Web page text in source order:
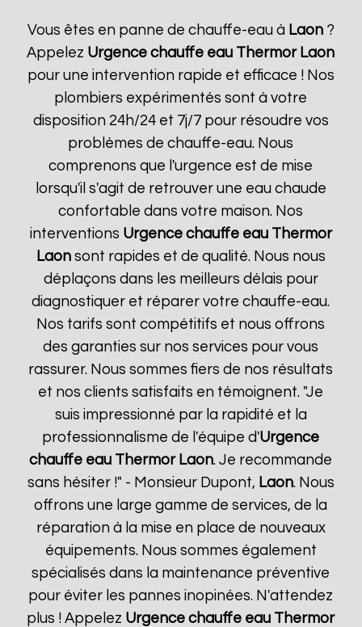
Vous êtes en panne de chauffe-eau à Laon?
Appelez Urgence chauffe eau Thermor Laon
pour une intervention rapide et efficace ! Nos
plombiers expérimentés sont à votre
disposition 24h/24 et 7j/7 pour résoudre vos
problèmes de chauffe-eau. Nous
comprenons que l'urgence est de mise
lorsqu'il s'agit de retrouver une eau chaude
confortable dans votre maison. Nos
interventions Urgence chauffe eau Thermor
Laonsont rapides et de qualité. Nous nous
déplaçons dans les meilleurs délais pour
diagnostiquer et réparer votre chauffe-eau.
Nos tarifs sont compétitifs et nous offrons
des garanties sur nos services pour vous
rassurer. Nous sommes fiers de nos résultats
et nos clients satisfaits en témoignent. "Je
suis impressionné par la rapidité et la
professionnalisme de l'équipe d'Urgence
chauffe eau Thermor Laon. Je recommande
sans hésiter !" - Monsieur Dupont, Laon. Nous
offrons une large gamme de services, de la
réparation à la mise en place de nouveaux
équipements. Nous sommes également
spécialisés dans la maintenance préventive
pour éviter les pannes inopinées. N'attendez
plus ! Appelez Urgence chauffe eau Thermor